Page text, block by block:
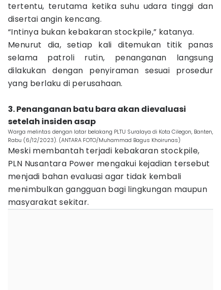
tertentu, terutama ketika suhu udara tinggi dan
disertai angin kencang.
“Intinya bukan kebakaran stockpile,” katanya.
Menurut dia, setiap kali ditemukan titik panas
selama patroli rutin, penanganan langsung
dilakukan dengan penyiraman sesuai prosedur
yang berlaku di perusahaan.
3. Penanganan batu bara akan dievaluasi
setelah insiden asap
Warga melintas dengan latar belakang PLTU Suralaya di Kota Cilegon, Banten,
Rabu (6/12/2023). (ANTARA FOTO/Muhammad Bagus Khoirunas)
Meski membantah terjadi kebakaran stockpile,
PLN Nusantara Power mengakui kejadian tersebut
menjadi bahan evaluasi agar tidak kembali
menimbulkan gangguan bagi lingkungan maupun
masyarakat sekitar.